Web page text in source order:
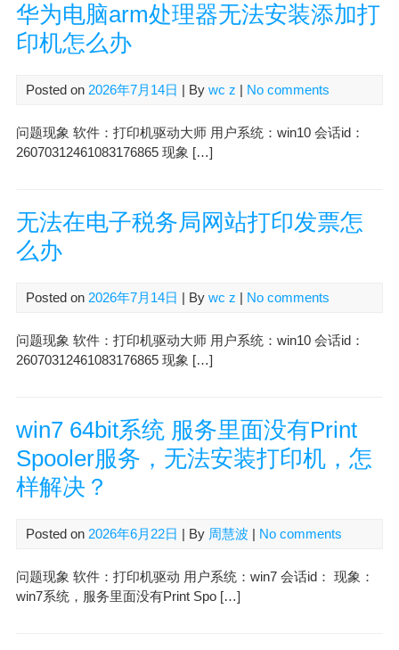
华为电脑arm处理器无法安装添加打
印机怎么办
Posted on 2026年7月14日 | By wc z No comments
问题现象 软件：打印机驱动大师 用户系统：win10 会话id：
26070312461083176865 现象 […]
无法在电子税务局网站打印发票怎
么办
Posted on 2026年7月14日 | By wc z No comments
问题现象 软件：打印机驱动大师 用户系统：win10 会话id：
26070312461083176865 现象 […]
win7 64bit系统 服务里面没有Print
Spooler服务，无法安装打印机，怎
样解决？
Posted on 2026年6月22日 | By 周慧波 No comments
问题现象 软件：打印机驱动 用户系统：win7 会话id： 现象：
win7系统，服务里面没有Print Spo […]